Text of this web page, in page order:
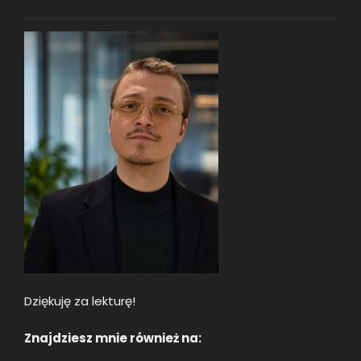
Dziękuję za lekturę!
Znajdziesz mnie również na: